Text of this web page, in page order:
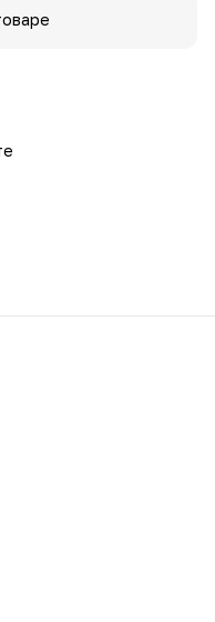
30 мл удобно носить с
себе или своим
станет
ситуации.